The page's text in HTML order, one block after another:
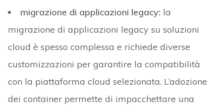
migrazione di applicazioni legacy: la
migrazione di applicazioni legacy su soluzioni
cloud è spesso complessa e richiede diverse
customizzazioni per garantire la compatibilità
con la piattaforma cloud selezionata. L’adozione
dei container permette di impacchettare una